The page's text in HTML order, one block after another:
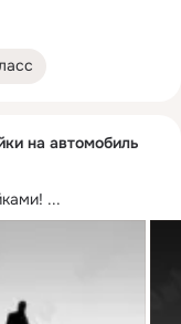
на автомобиль
...